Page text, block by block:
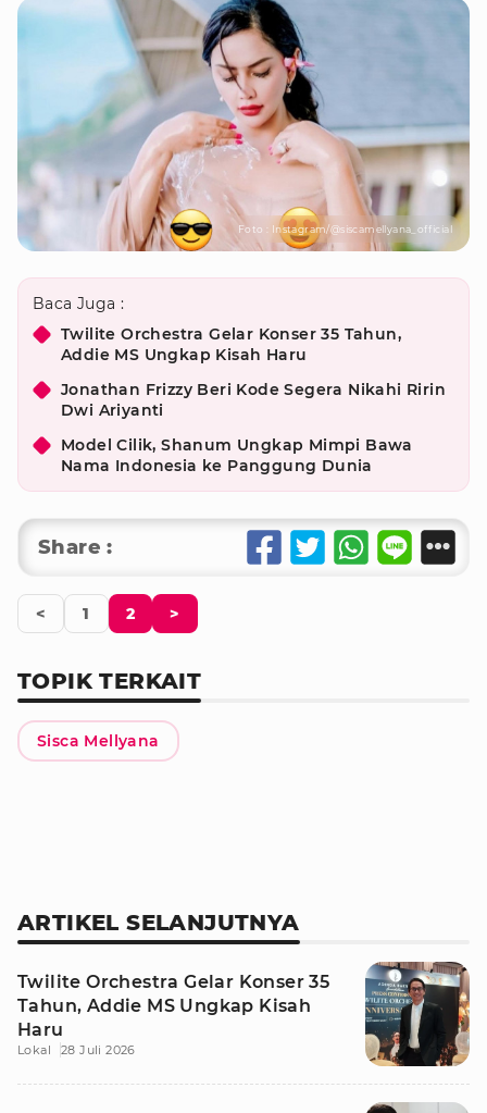
Foto : Instagram/@siscamellyana_official
Baca Juga :
Twilite Orchestra Gelar Konser 35 Tahun,
Addie MS Ungkap Kisah Haru
Jonathan Frizzy Beri Kode Segera Nikahi Ririn
Dwi Ariyanti
Model Cilik, Shanum Ungkap Mimpi Bawa
Nama Indonesia ke Panggung Dunia
Share :
< 1 2 >
TOPIK TERKAIT
Sisca Mellyana
ARTIKEL SELANJUTNYA
Twilite Orchestra Gelar Konser 35
Tahun, Addie MS Ungkap Kisah
Haru
Lokal 28 Juli 2026